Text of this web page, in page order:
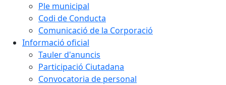
Ple municipal
Codi de Conducta
Comunicació de la Corporació
Informació oficial
Tauler d'anuncis
Participació Ciutadana
Convocatoria de personal